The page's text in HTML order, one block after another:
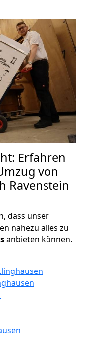
Erfahren
von
Ravenstein
dass unser
nahezu alles zu
anbieten können.